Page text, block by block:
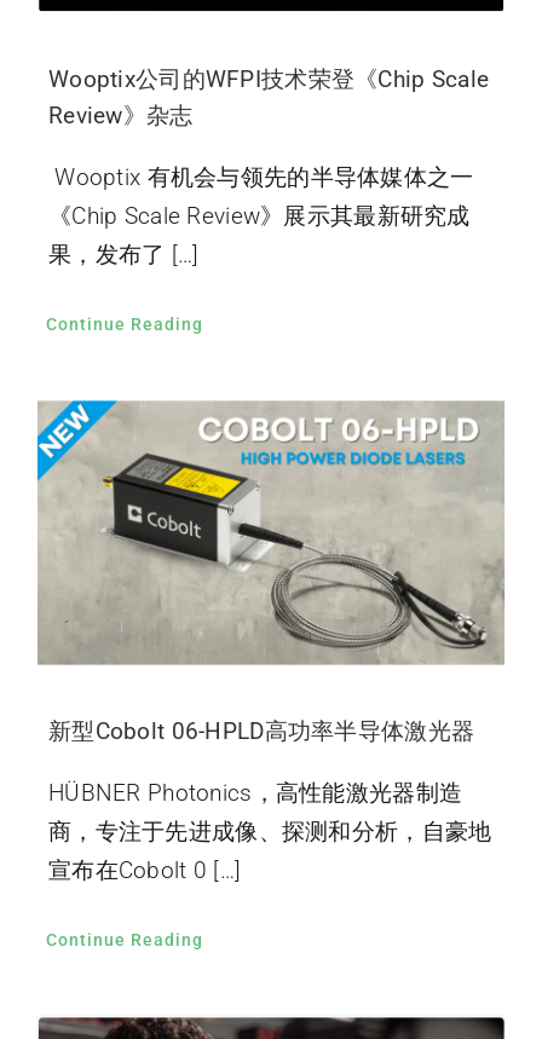
Wooptix公司的WFPI技术荣登《Chip Scale
Review》杂志
Wooptix 有机会与领先的半导体媒体之一
《Chip Scale Review》展示其最新研究成
果，发布了 […]
Continue Reading
新型Cobolt 06-HPLD高功率半导体激光器
HÜBNER Photonics，高性能激光器制造
商，专注于先进成像、探测和分析，自豪地
宣布在Cobolt 0 […]
Continue Reading